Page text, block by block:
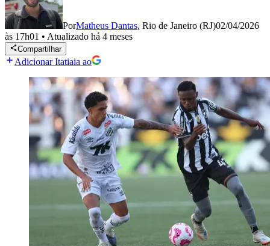
PorMatheus Dantas, Rio de Janeiro (RJ)02/04/2026
às 17h01 • Atualizado há 4 meses
Compartilhar
Adicionar Itatiaia ao